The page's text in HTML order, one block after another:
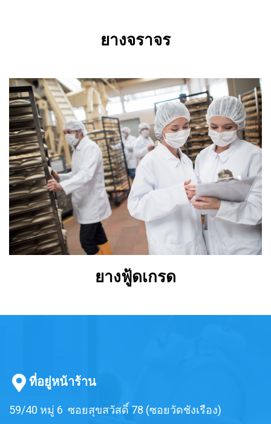
ยางจราจร
ยางฟู้ดเกรด
ที่อยู่หน้าร้าน
59/40 หมู่ 6 ซอยสุขสวัสดิ์ 78 (ซอยวัดชังเรือง)